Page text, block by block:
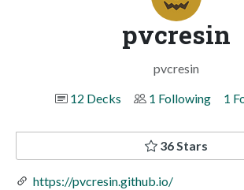
pvcresin
pvcresin
12 Decks
1 Following 1
36 Stars
https://pvcresin.github.io/